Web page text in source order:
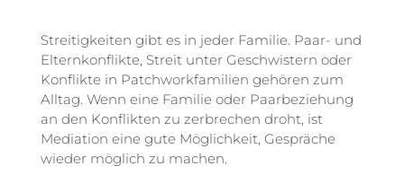
Streitigkeiten gibt es in jeder Familie. Paar- und
Elternkonflikte, Streit unter Geschwistern oder
Konflikte in Patchworkfamilien gehören zum
Alltag. Wenn eine Familie oder Paarbeziehung
an den Konflikten zu zerbrechen droht, ist
Mediation eine gute Möglichkeit, Gespräche
wieder möglich zu machen.